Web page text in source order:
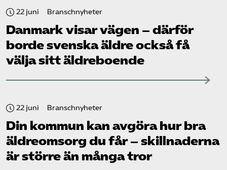
22 juni Branschnyheter
Danmark visar vägen – därför
borde svenska äldre också få
välja sitt äldreboende
22 juni Branschnyheter
Din kommun kan avgöra hur bra
äldreomsorg du får – skillnaderna
är större än många tror